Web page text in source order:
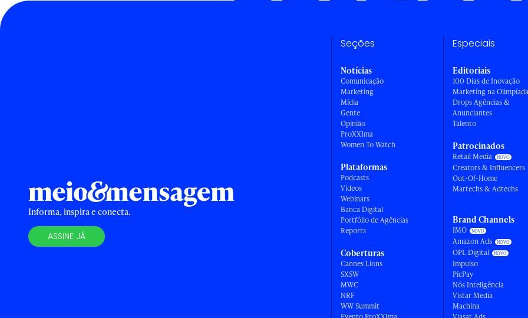
Informa, inspira e conecta.
ASSINE JÁ
Seções
Notícias
Comunicação
Marketing
Mídia
Gente
Opinião
ProXXIma
Women To Watch
Plataformas
Podcasts
Vídeos
Webinars
Banca Digital
Portfólio de Agências
Reports
Coberturas
Cannes Lions
SXSW
MWC
NRF
WW Summit
Especiais
Editoriais
100 Dias de Inovação
Marketing na Olimpíada
Drops Agências &
Anunciantes
Talento
Patrocinados
Retail Media
Creators & Influencers
Out-Of-Home
Martechs & Adtechs
Brand Channels
IMO
Amazon Ads
OPL Digital
Impulso
PicPay
Nós Inteligência
Vistar Media
Machina